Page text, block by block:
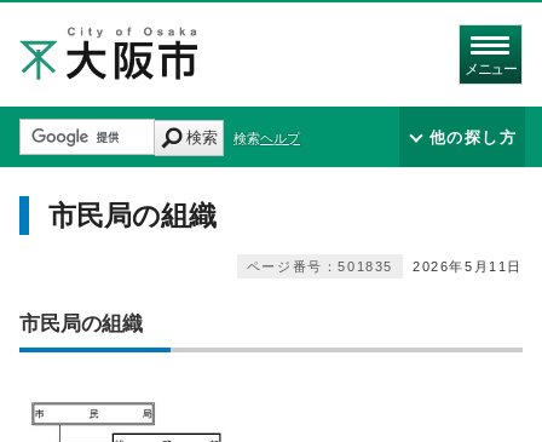
メニュー
検索 検索ヘルプ 他の探し方
市民局の組織
2026年5月11日
ページ番号：501835
市民局の組織